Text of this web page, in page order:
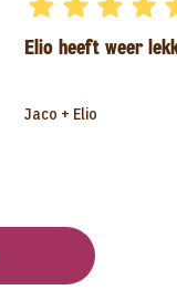
Elio heeft weer
Jaco + Elio